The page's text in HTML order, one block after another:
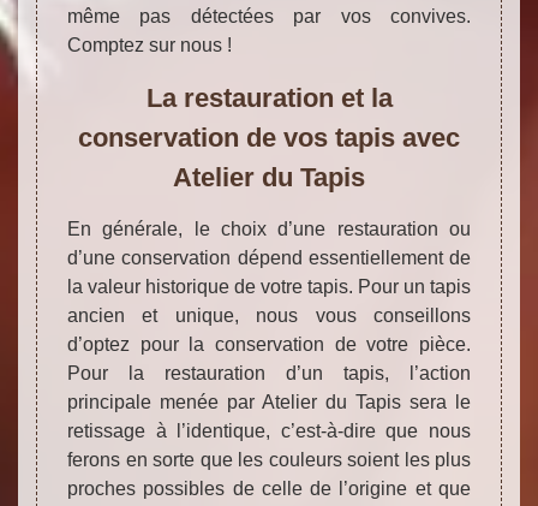
même pas détectées par vos convives.
Comptez sur nous !
La restauration et la
conservation de vos tapis avec
Atelier du Tapis
En générale, le choix d’une restauration ou
d’une conservation dépend essentiellement de
la valeur historique de votre tapis. Pour un tapis
ancien et unique, nous vous conseillons
d’optez pour la conservation de votre pièce.
Pour la restauration d’un tapis, l’action
principale menée par Atelier du Tapis sera le
retissage à l’identique, c’est-à-dire que nous
ferons en sorte que les couleurs soient les plus
proches possibles de celle de l’origine et que